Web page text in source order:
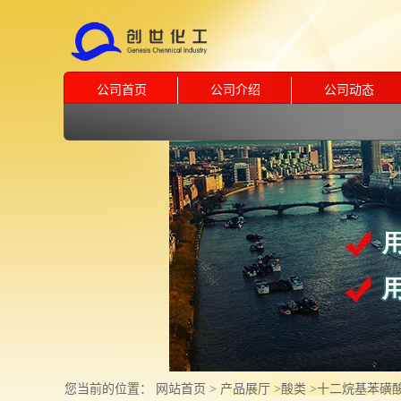
公司首页 公司介绍 公司动态
您当前的位置： 网站首页 > 产品展厅 >酸类 >十二烷基苯磺